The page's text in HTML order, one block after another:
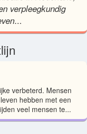
verpleegkundig
...
verbeterd. Mensen
hebben met een
veel mensen te...